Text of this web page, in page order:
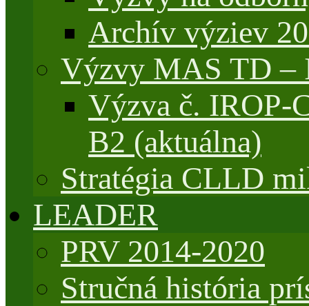
Archív výziev
Výzvy MAS TD –
Výzva č. IROP-
B2 (aktuálna)
Stratégia CLLD
LEADER
PRV 2014-2020
Stručná história